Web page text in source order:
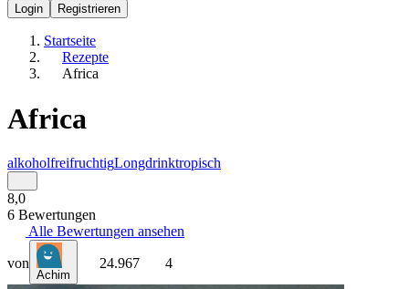
Login Registrieren
Startseite
Rezepte
Africa
Africa
alkoholfreifruchtigLongdrinktropisch
8,0
6 Bewertungen
Alle Bewertungen ansehen
von
Achim
24.967 4